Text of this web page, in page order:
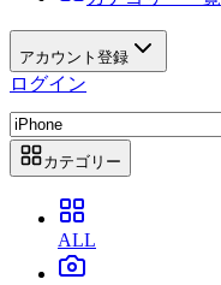
アカウント登録
ログイン
カテゴリー
ALL